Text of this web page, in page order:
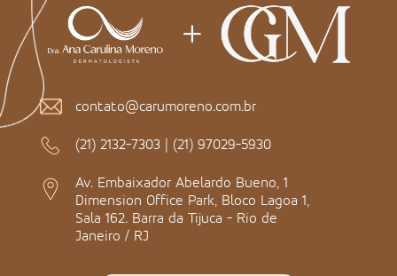
contato@carumoreno.com.br
(21) 2132-7303 | (21) 97029-5930
Av. Embaixador Abelardo Bueno, 1
Dimension Office Park, Bloco Lagoa 1,
Sala 162. Barra da Tijuca - Rio de
Janeiro / RJ